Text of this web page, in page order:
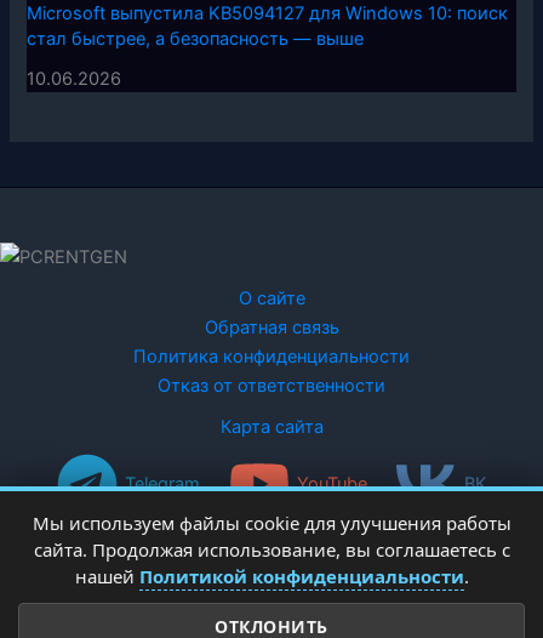
Microsoft выпустила KB5094127 для Windows 10: поиск
стал быстрее, а безопасность — выше
10.06.2026
О сайте
Обратная связь
Политика конфиденциальности
Отказ от ответственности
Карта сайта
Telegram YouTube ВК
Мы используем файлы cookie для улучшения работы
сайта. Продолжая использование, вы соглашаетесь с
нашей Политикой конфиденциальности.
ОТКЛОНИТЬ